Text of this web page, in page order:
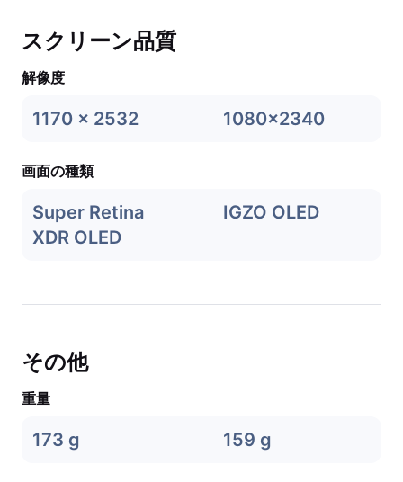
スクリーン品質
解像度
1170 x 2532 1080x2340
画面の種類
Super Retina
XDR OLED
IGZO OLED
その他
重量
173 g 159 g